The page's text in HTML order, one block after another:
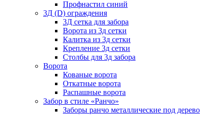
Профнастил синий
3Д (D) ограждения
3Д сетка для забора
Ворота из 3д сетки
Калитка из 3д сетки
Крепление 3д сетки
Столбы для 3д забора
Ворота
Кованые ворота
Откатные ворота
Распашные ворота
Забор в стиле «Ранчо»
Заборы ранчо металлические под дерево